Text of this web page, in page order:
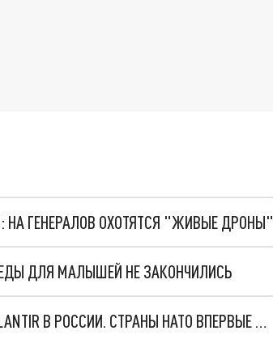
НА ГЕНЕРАЛОВ ОХОТЯТСЯ "ЖИВЫЕ ДРОНЫ"
ДЛЯ МАЛЫШЕЙ НЕ ЗАКОНЧИЛИСЬ
"ОЧЕНЬ ПЛОХИЕ НОВОСТИ": БОЛЬШАЯ ОШИБКА PALANTIR В РОССИИ. СТРАНЫ НАТО ВПЕРВЫЕ ЗА СВО ОСТАНОВИЛИ ПОСТАВКИ ОРУЖИЯ. ВСУ ТЕРЯЮТ ПРИГРАНИЧЬЕ?